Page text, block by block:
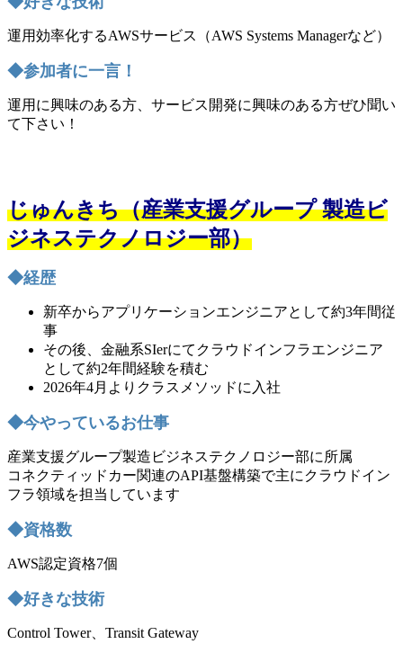
運用効率化するAWSサービス（AWS Systems Managerなど）
◆参加者に一言！
運用に興味のある方、サービス開発に興味のある方ぜひ聞い
て下さい！
じゅんきち（産業支援グループ 製造ビ
ジネステクノロジー部）
◆経歴
新卒からアプリケーションエンジニアとして約3年間従
事
その後、金融系SIerにてクラウドインフラエンジニア
として約2年間経験を積む
2026年4月よりクラスメソッドに入社
◆今やっているお仕事
産業支援グループ製造ビジネステクノロジー部に所属
コネクティッドカー関連のAPI基盤構築で主にクラウドイン
フラ領域を担当しています
◆資格数
AWS認定資格7個
◆好きな技術
Control Tower、Transit Gateway